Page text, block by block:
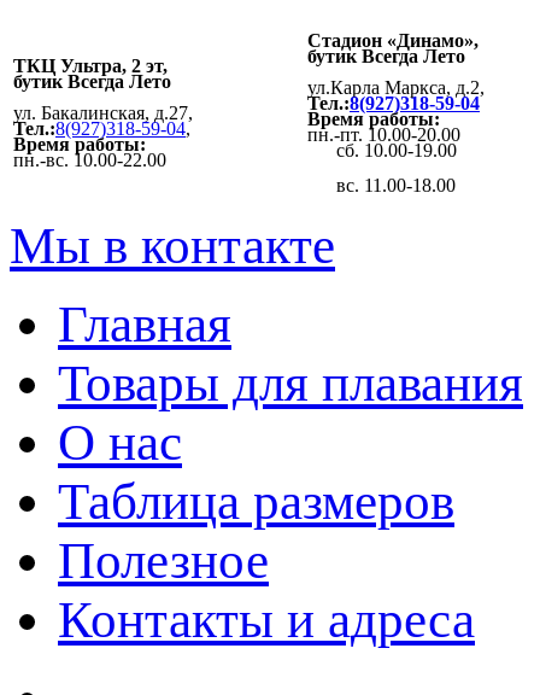
ТКЦ Ультра, 2 эт,
бутик Всегда Лето
ул. Бакалинская, д.27,
Тел.:8(927)318-59-04,
Время работы:
пн.-вс. 10.00-22.00
Стадион «Динамо»,
бутик Всегда Лето
ул.Карла Маркса, д.2,
Тел.:8(927)318-59-04
Время работы:
пн.-пт. 10.00-20.00
сб. 10.00-19.00
вс. 11.00-18.00
Мы в контакте
Главная
Товары для плавания
О нас
Таблица размеров
Полезное
Контакты и адреса